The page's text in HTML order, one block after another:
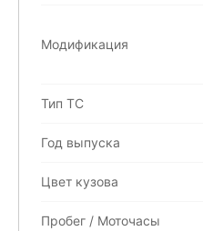
Модификация
Тип ТС
Год выпуска
Цвет кузова
Пробег / Моточасы